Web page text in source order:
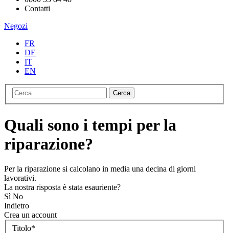
Contatti
Negozi
FR
DE
IT
EN
Cerca
Quali sono i tempi per la
riparazione?
Per la riparazione si calcolano in media una decina di giorni
lavorativi.
La nostra risposta è stata esauriente?
Sì No
Indietro
Crea un account
Titolo*